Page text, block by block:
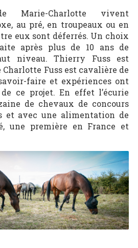
Marie-Charlotte vivent
au pré, en troupeaux ou en
eux sont déferrés. Un choix
après plus de 10 ans de
niveau. Thierry Fuss est
Fuss est cavalière de
faire et expériences ont
ce projet. En effet l’écurie
de chevaux de concours
et avec une alimentation de
une première en France et